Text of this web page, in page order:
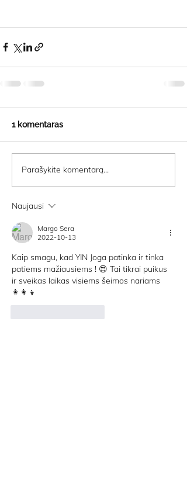
1 komentaras
Parašykite komentarą...
Naujausi
Margo Sera
2022-10-13
Kaip smagu, kad YIN Joga patinka ir tinka
patiems mažiausiems ! 😍 Tai tikrai puikus
ir sveikas laikas visiems šeimos nariams
👩‍👩‍👦